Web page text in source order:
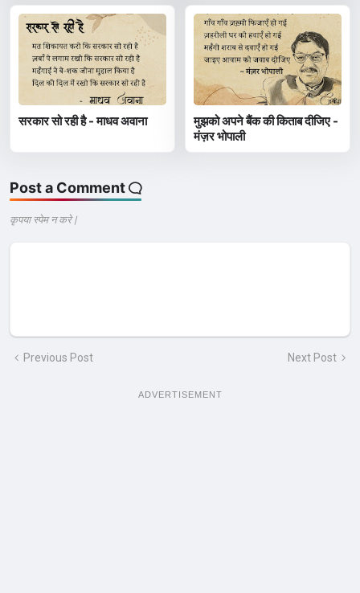
सरकार सो रही है - माधव अवाना
मुझको अपने बैंक की किताब दीजिए -
मंज़र भोपाली
Post a Comment
कृपया स्पेम न करे |
Previous Post Next Post
ADVERTISEMENT